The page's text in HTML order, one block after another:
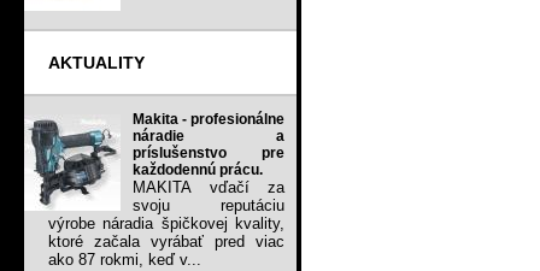
AKTUALITY
Makita - profesionálne
náradie a
príslušenstvo pre
každodennú prácu.
MAKITA vďačí za
svoju reputáciu
výrobe náradia špičkovej kvality,
ktoré začala vyrábať pred viac
ako 87 rokmi, keď v...